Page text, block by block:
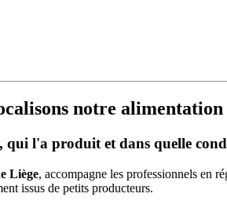
notre alimentation
qui l'a produit et dans quelle
Liège, accompagne les professionnels en
issus de petits producteurs.